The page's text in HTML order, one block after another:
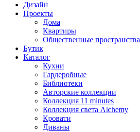
Дизайн
Проекты
Дома
Квартиры
Общественные пространства
Бутик
Каталог
Кухни
Гардеробные
Библиотеки
Авторские коллекции
Коллекция 11 minutes
Коллекция света Alchemy
Кровати
Диваны